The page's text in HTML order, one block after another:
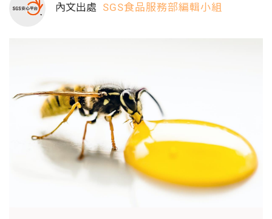
內文出處 SGS食品服務部編輯小組